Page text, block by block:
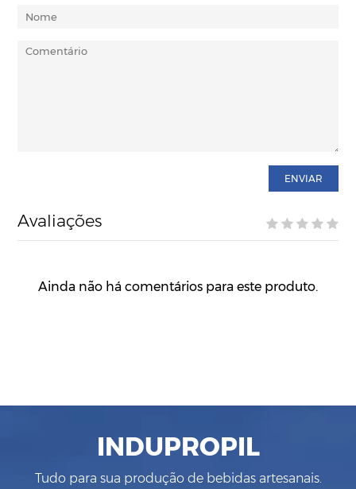
ENVIAR
Avaliações
Ainda não há comentários para este produto.
INDUPROPIL
Tudo para sua produção de bebidas artesanais.